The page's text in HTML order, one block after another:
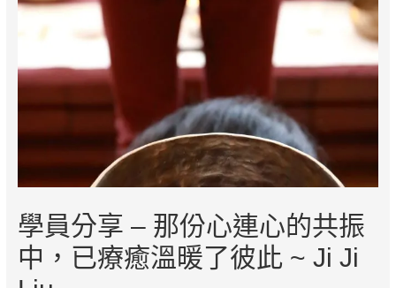
學員分享 – 那份心連心的共振
中，已療癒溫暖了彼此 ~ Ji Ji